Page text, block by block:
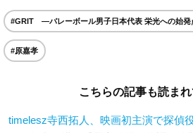
#GRIT —バレーボール男子日本代表 栄光への始
#原嘉孝
こちらの記事も読ま
timelesz寺西拓人、映画初主演で探偵